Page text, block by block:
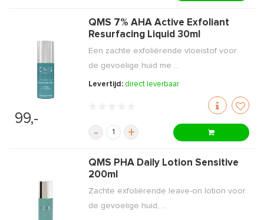
99,-
QMS 7% AHA Active Exfoliant
Resurfacing Liquid 30ml
Een zachte exfoliërende vloeistof voor
de gevoelige huid me ...
Levertijd: direct leverbaar
- +
QMS PHA Daily Lotion Sensitive
200ml
Zachte exfoliërende leave-on lotion voor
de gevoelige huid, ...